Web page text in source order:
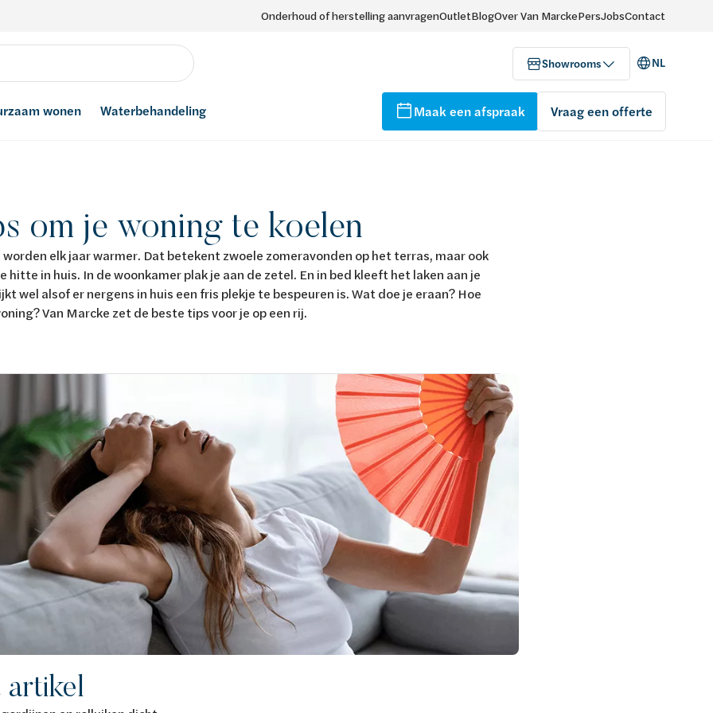
Onderhoud of herstelling aanvragenOutletBlogOver Van MarckePersJobsContact
Showrooms NL
wonen Waterbehandeling Maak een afspraak Vraag een offerte
om je woning te koelen
worden elk jaar warmer. Dat betekent zwoele zomeravonden op het terras, maar ook
hitte in huis. In de woonkamer plak je aan de zetel. En in bed kleeft het laken aan je
wel alsof er nergens in huis een fris plekje te bespeuren is. Wat doe je eraan? Hoe
Van Marcke zet de beste tips voor je op een rij.
artikel